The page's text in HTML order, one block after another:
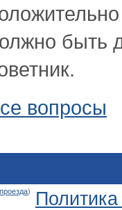
быть
вопросы
)